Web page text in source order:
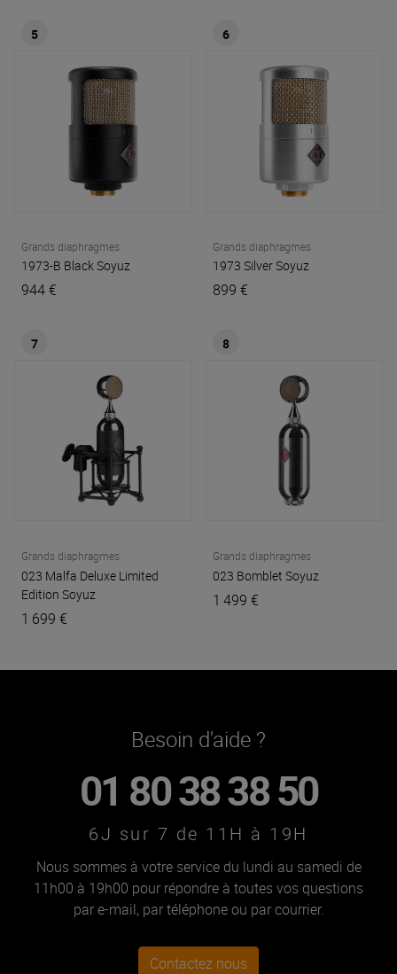
5
Grands diaphragmes
1973-B BlackSoyuz
944 €
6
Grands diaphragmes
1973 SilverSoyuz
899 €
7
Grands diaphragmes
023 Malfa Deluxe Limited
Edition Soyuz
1 699 €
8
Grands diaphragmes
023 Bomblet Soyuz
1 499 €
Besoin d'aide ?
01 80 38 38 50
6J sur 7 de 11H à 19H
Nous sommes à votre service du lundi au samedi de
11h00 à 19h00 pour répondre à toutes vos questions
par e-mail, par téléphone ou par courrier.
Contactez nous